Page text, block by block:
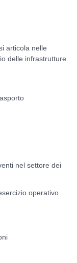
articola nelle
delle infrastrutture
nel settore dei
operativo